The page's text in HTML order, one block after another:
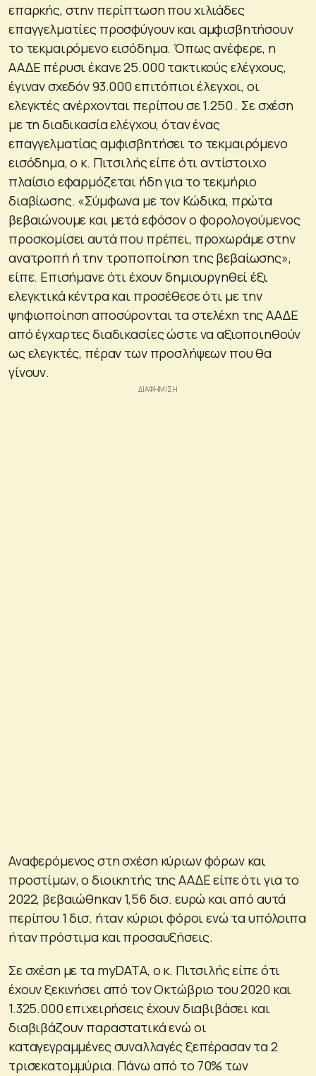
επαρκής, στην περίπτωση που χιλιάδες
επαγγελματίες προσφύγουν και αμφισβητήσουν
το τεκμαιρόμενο εισόδημα. Όπως ανέφερε, η
ΑΑΔΕ πέρυσι έκανε 25.000 τακτικούς ελέγχους,
έγιναν σχεδόν 93.000 επιτόπιοι έλεγχοι, οι
ελεγκτές ανέρχονται περίπου σε 1.250 . Σε σχέση
με τη διαδικασία ελέγχου, όταν ένας
επαγγελματίας αμφισβητήσει το τεκμαιρόμενο
εισόδημα, ο κ. Πιτσιλής είπε ότι αντίστοιχο
πλαίσιο εφαρμόζεται ήδη για το τεκμήριο
διαβίωσης. «Σύμφωνα με τον Κώδικα, πρώτα
βεβαιώνουμε και μετά εφόσον ο φορολογούμενος
προσκομίσει αυτά που πρέπει, προχωράμε στην
ανατροπή ή την τροποποίηση της βεβαίωσης»,
είπε. Επισήμανε ότι έχουν δημιουργηθεί έξι
ελεγκτικά κέντρα και προσέθεσε ότι με την
ψηφιοποίηση αποσύρονται τα στελέχη της ΑΑΔΕ
από έγχαρτες διαδικασίες ώστε να αξιοποιηθούν
ως ελεγκτές, πέραν των προσλήψεων που θα
γίνουν.
Αναφερόμενος στη σχέση κύριων φόρων και
προστίμων, ο διοικητής της ΑΑΔΕ είπε ότι για το
2022, βεβαιώθηκαν 1,56 δισ. ευρώ και από αυτά
περίπου 1 δισ. ήταν κύριοι φόροι ενώ τα υπόλοιπα
ήταν πρόστιμα και προσαυξήσεις.
Σε σχέση με τα myDATA, o κ. Πιτσιλής είπε ότι
έχουν ξεκινήσει από τον Οκτώβριο του 2020 και
1.325.000 επιχειρήσεις έχουν διαβιβάσει και
διαβιβάζουν παραστατικά ενώ οι
καταγεγραμμένες συναλλαγές ξεπέρασαν τα 2
τρισεκατομμύρια. Πάνω από το 70% των